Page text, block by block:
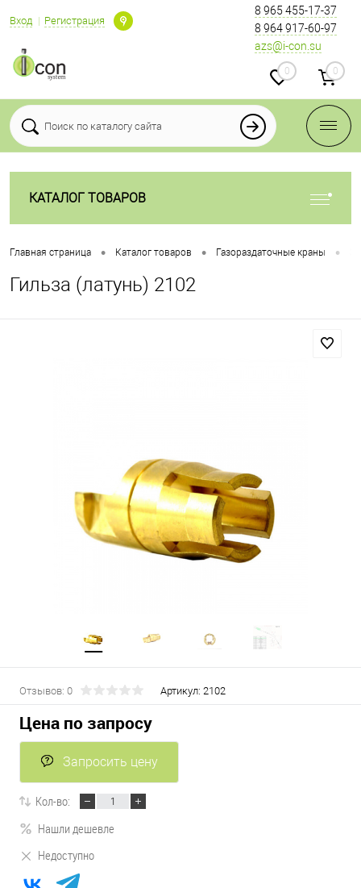
Вход Регистрация
8 965 455-17-37
8 964 917-60-97
azs@i-con.su
0 0
КАТАЛОГ ТОВАРОВ
Главная страница • Каталог товаров • Газораздаточные краны •
Гильза (латунь) 2102
Отзывов: 0 Артикул: 2102
Цена по запросу
Запросить цену
Кол-во:
Нашли дешевле
Недоступно